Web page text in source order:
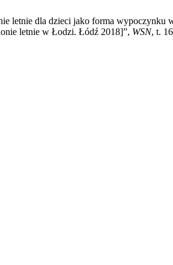
letnie dla dzieci jako forma wypoczynku
letnie w Łodzi. Łódź 2018]”, WSN, t.